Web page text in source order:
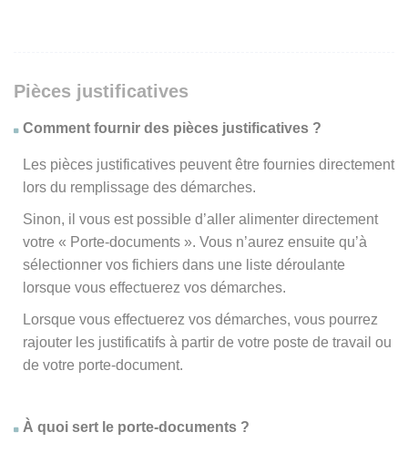
Pièces justificatives
Comment fournir des pièces justificatives ?
Les pièces justificatives peuvent être fournies directement
lors du remplissage des démarches.
Sinon, il vous est possible d’aller alimenter directement
votre « Porte-documents ». Vous n’aurez ensuite qu’à
sélectionner vos fichiers dans une liste déroulante
lorsque vous effectuerez vos démarches.
Lorsque vous effectuerez vos démarches, vous pourrez
rajouter les justificatifs à partir de votre poste de travail ou
de votre porte-document.
À quoi sert le porte-documents ?